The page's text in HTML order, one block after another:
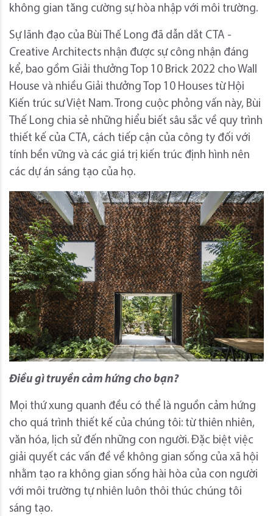
không gian tăng cường sự hòa nhập với môi trường.
Sự lãnh đạo của Bùi Thế Long đã dẫn dắt CTA -
Creative Architects nhận được sự công nhận đáng
kể, bao gồm Giải thưởng Top 10 Brick 2022 cho Wall
House và nhiều Giải thưởng Top 10 Houses từ Hội
Kiến trúc sư Việt Nam. Trong cuộc phỏng vấn này, Bùi
Thế Long chia sẻ những hiểu biết sâu sắc về quy trình
thiết kế của CTA, cách tiếp cận của công ty đối với
tính bền vững và các giá trị kiến ​​trúc định hình nên
các dự án sáng tạo của họ.
Điều gì truyền cảm hứng cho bạn?
Mọi thứ xung quanh đều có thể là nguồn cảm hứng
cho quá trình thiết kế của chúng tôi: từ thiên nhiên,
văn hóa, lịch sử đến những con người. Đặc biệt việc
giải quyết các vấn đề về không gian sống của xã hội
nhằm tạo ra không gian sống hài hòa của con người
với môi trường tự nhiên luôn thôi thúc chúng tôi
sáng tạo.